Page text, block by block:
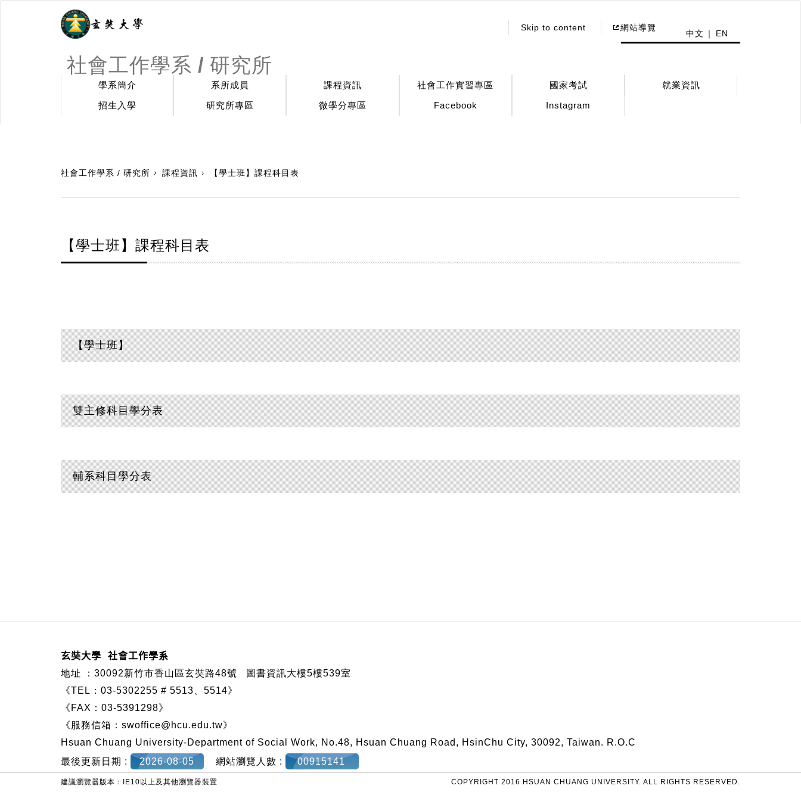
社會工作學系 / 研究所
Skip to content 網站導覽
中文 EN
學系簡介 系所成員 課程資訊 社會工作實習專區 國家考試
就業資訊
招生入學
研究所專區 微學分專區 Facebook Instagram
社會工作學系 / 研究所 課程資訊 【學士班】課程科目表
【學士班】課程科目表
【學士班】
雙主修科目學分表
輔系科目學分表
玄奘大學 社會工作學系
地址 ： 30092新竹市香山區玄奘路48號
圖書資訊大樓5樓539室
《TEL：03-5302255 # 5513、5514》
《FAX：03-5391298》
《服務信箱： swoffice@hcu.edu.tw》
Hsuan Chuang University-Department of Social Work, No.48, Hsuan Chuang Road, HsinChu City, 30092, Taiwan. R.O.C
最後更新日期 :
2026-08-05 網站瀏覽人數 : 00915141
建議瀏覽器版本：IE10以上及其他瀏覽器裝置 COPYRIGHT 2016 HSUAN CHUANG UNIVERSITY. ALL RIGHTS RESERVED.